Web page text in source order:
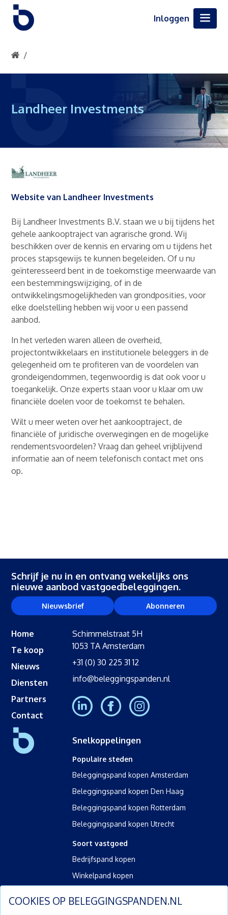
COOKIES OP BELEGGINGSPANDEN.NL
Inloggen
Landheer Investments
Website van Landheer Investments
Bij Landheer Investments B.V. staan we u bij tijdens het
gehele aankooptraject van agrarische grond. Wij
beschikken over de kennis en ervaring om u tijdens het
proces stapsgewijs te kunnen begeleiden. Of u nu
geïnteresseerd bent in de toekomstige meerwaarde van
een bestemmingswijziging, of in de
ontwikkelingsmogelijkheden van grondposities, voor
elke doelstelling hebben wij voor u een passend
aanbod.
In het verleden waren alleen de overheid,
projectontwikkelaars en institutionele beleggers in de
gelegenheid om te profiteren van de voordelen van
grondeigendommen, tegenwoordig is dat ook voor u
toegankelijk. Onze experts staan voor u klaar om uw
financiële doelen voor de toekomst te behalen.
Wilt u meer weten over het aankooptraject, de
financiële of juridische overwegingen en de mogelijke
rendementsvoordelen? Vraag dan geheel vrijblijvend
informatie aan of neem telefonisch contact met ons
op.
Schrijf je nu in en ontvang wekelijks ons
nieuwe aanbod vastgoedbeleggingen.
Nieuwsbrief Abonneren
Home
Te koop
Nieuws
Diensten
Partners
Contact
Schimmelstraat 5H
1053 TA Amsterdam
+31 (0) 30 225 31 12
info@beleggingspanden.nl
Snelkoppelingen
Populaire steden
Beleggingspand kopen Amsterdam
Beleggingspand kopen Den Haag
Beleggingspand kopen Rotterdam
Beleggingspand kopen Utrecht
Soort vastgoed
Bedrijfspand kopen
Winkelpand kopen